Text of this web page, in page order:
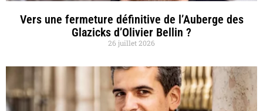
Vers une fermeture définitive de l’Auberge des
Glazicks d’Olivier Bellin ?
26 juillet 2026